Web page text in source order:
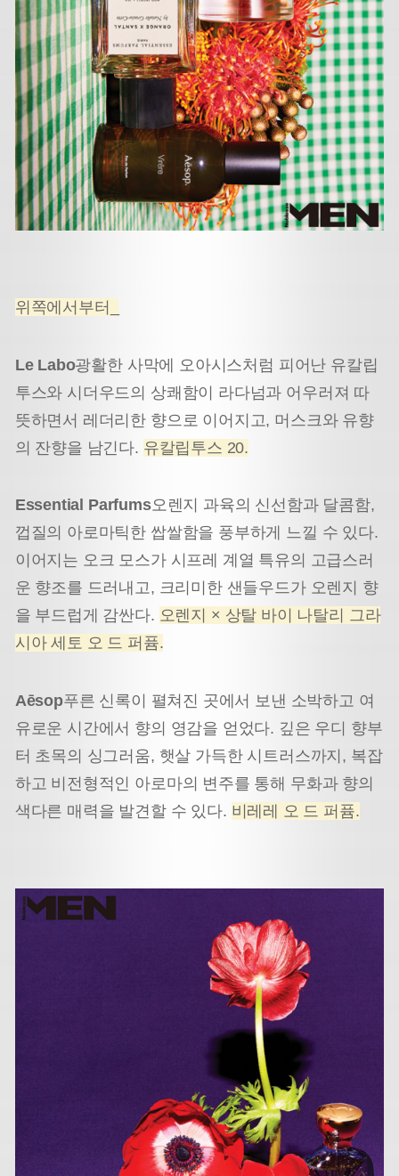
위쪽에서부터_
Le Labo광활한 사막에 오아시스처럼 피어난 유칼립
투스와 시더우드의 상쾌함이 라다넘과 어우러져 따
뜻하면서 레더리한 향으로 이어지고, 머스크와 유향
의 잔향을 남긴다. 유칼립투스 20.
Essential Parfums오렌지 과육의 신선함과 달콤함,
껍질의 아로마틱한 쌉쌀함을 풍부하게 느낄 수 있다.
이어지는 오크 모스가 시프레 계열 특유의 고급스러
운 향조를 드러내고, 크리미한 샌들우드가 오렌지 향
을 부드럽게 감싼다. 오렌지 × 상탈 바이 나탈리 그라
시아 세토 오 드 퍼퓸.
Aēsop푸른 신록이 펼쳐진 곳에서 보낸 소박하고 여
유로운 시간에서 향의 영감을 얻었다. 깊은 우디 향부
터 초목의 싱그러움, 햇살 가득한 시트러스까지, 복잡
하고 비전형적인 아로마의 변주를 통해 무화과 향의
색다른 매력을 발견할 수 있다. 비레레 오 드 퍼퓸.